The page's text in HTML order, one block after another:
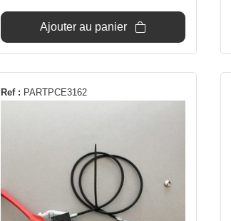
Ajouter au panier
Ref : PARTPCE3162